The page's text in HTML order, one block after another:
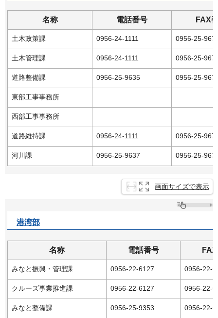
名称 電話番号 FAX
土木政策課 0956-24-1111 0956-25-
土木管理課 0956-24-1111 0956-25-
道路整備課 0956-25-9635 0956-25-
東部工事事務所
西部工事事務所
道路維持課 0956-24-1111 0956-25-
河川課 0956-25-9637 0956-25-
画面サイズで表示
港湾部
名称 電話番号
みなと振興・管理課 0956-22-6127 0956-22-
クルーズ事業推進課 0956-22-6127 0956-22-
みなと整備課 0956-25-9353 0956-22-